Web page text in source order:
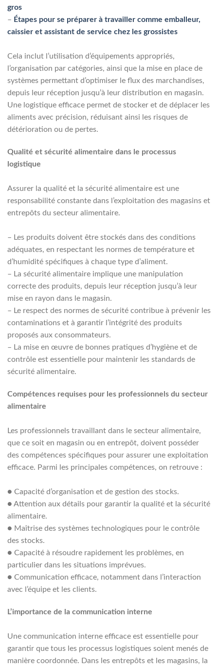
gros
– Étapes pour se préparer à travailler comme emballeur,
caissier et assistant de service chez les grossistes
Cela inclut l’utilisation d’équipements appropriés,
l’organisation par catégories, ainsi que la mise en place de
systèmes permettant d’optimiser le flux des marchandises,
depuis leur réception jusqu’à leur distribution en magasin.
Une logistique efficace permet de stocker et de déplacer les
aliments avec précision, réduisant ainsi les risques de
détérioration ou de pertes.
Qualité et sécurité alimentaire dans le processus
logistique
Assurer la qualité et la sécurité alimentaire est une
responsabilité constante dans l’exploitation des magasins et
entrepôts du secteur alimentaire.
– Les produits doivent être stockés dans des conditions
adéquates, en respectant les normes de température et
d’humidité spécifiques à chaque type d’aliment.
– La sécurité alimentaire implique une manipulation
correcte des produits, depuis leur réception jusqu’à leur
mise en rayon dans le magasin.
– Le respect des normes de sécurité contribue à prévenir les
contaminations et à garantir l’intégrité des produits
proposés aux consommateurs.
– La mise en œuvre de bonnes pratiques d’hygiène et de
contrôle est essentielle pour maintenir les standards de
sécurité alimentaire.
Compétences requises pour les professionnels du secteur
alimentaire
Les professionnels travaillant dans le secteur alimentaire,
que ce soit en magasin ou en entrepôt, doivent posséder
des compétences spécifiques pour assurer une exploitation
efficace. Parmi les principales compétences, on retrouve :
● Capacité d’organisation et de gestion des stocks.
● Attention aux détails pour garantir la qualité et la sécurité
alimentaire.
● Maîtrise des systèmes technologiques pour le contrôle
des stocks.
● Capacité à résoudre rapidement les problèmes, en
particulier dans les situations imprévues.
● Communication efficace, notamment dans l’interaction
avec l’équipe et les clients.
L’importance de la communication interne
Une communication interne efficace est essentielle pour
garantir que tous les processus logistiques soient menés de
manière coordonnée. Dans les entrepôts et les magasins, la